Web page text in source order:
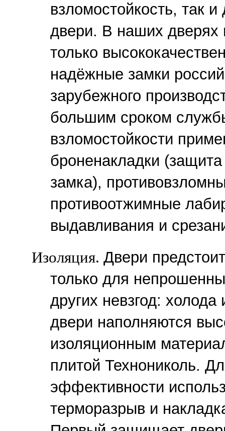
взломостойкость, так и
двери. В наших дверях
только
надёжные замки
зарубежного
большим сроком
взломостойкости
броненакладки
замка),
противоотжимные
выдавливания и
Изоляция. Двери
только для
других невзгод:
двери наполняются
изоляционным
плитой Технониколь.
эффективности
терморазрыв и